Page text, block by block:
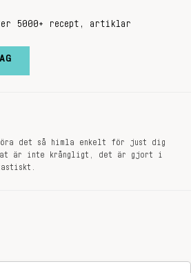
5000+ recept, artiklar
göra det så himla enkelt för just dig
är inte krångligt, det är gjort i